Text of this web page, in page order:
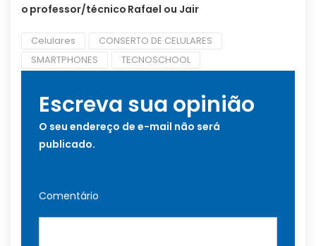
o professor/técnico Rafael ou Jair
Celulares
CONSERTO DE CELULARES
SMARTPHONES
TECNOSCHOOL
Escreva sua opinião
O seu endereço de e-mail não será
publicado.
Comentário